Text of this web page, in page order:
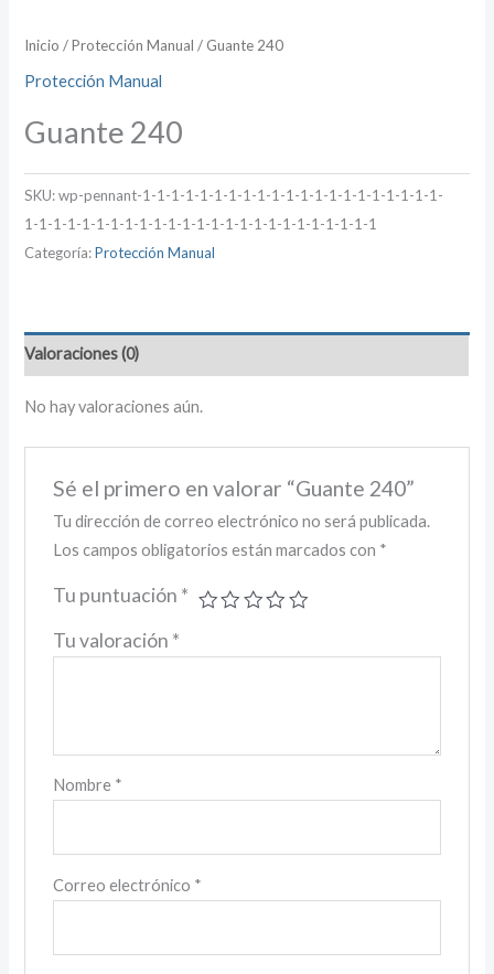
Inicio /Protección Manual / Guante 240
Protección Manual
Guante 240
SKU:wp-pennant-1-1-1-1-1-1-1-1-1-1-1-1-1-1-1-1-1-1-1-1-1-
1-1-1-1-1-1-1-1-1-1-1-1-1-1-1-1-1-1-1-1-1-1-1-1-1
Categoría:Protección Manual
Valoraciones (0)
No hay valoraciones aún.
Sé el primero en valorar “Guante 240”
Tu dirección de correo electrónico no será publicada.
Los campos obligatorios están marcados con *
Tu puntuación *
Tu valoración *
Nombre *
Correo electrónico *